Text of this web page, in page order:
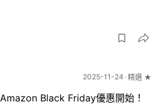
2025-11-24 精選 ★
Amazon Black Friday優惠開始！